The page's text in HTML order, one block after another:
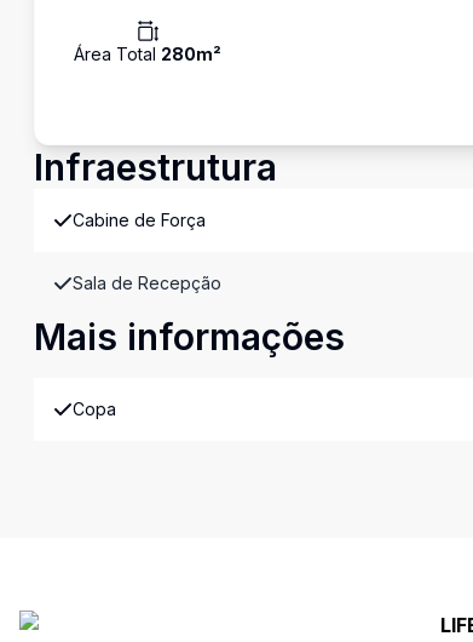
Área Total 280m²
Infraestrutura
Cabine de Força
Sala de Recepção
Mais informações
Copa